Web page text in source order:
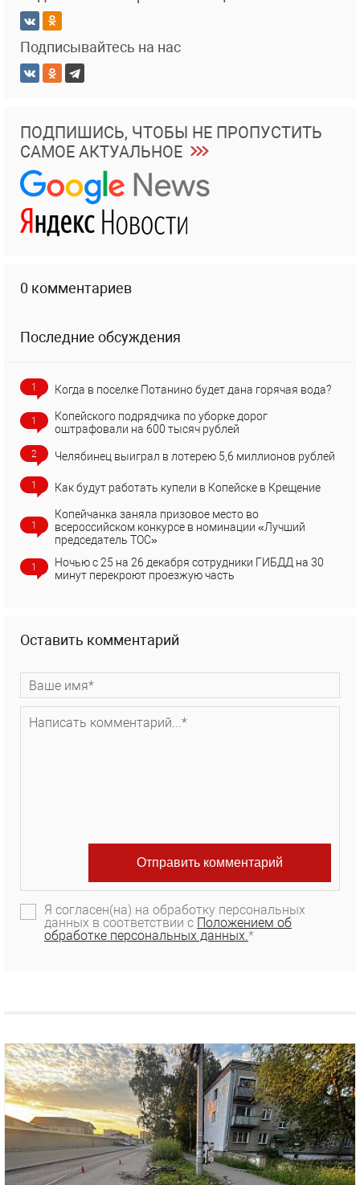
Подписывайтесь на нас
ПОДПИШИСЬ, ЧТОБЫ НЕ ПРОПУСТИТЬ
САМОЕ АКТУАЛЬНОЕ
0 комментариев
Последние обсуждения
1 Когда в поселке Потанино будет дана горячая вода?
1
Копейского подрядчика по уборке дорог
оштрафовали на 600 тысяч рублей
2 Челябинец выиграл в лотерею 5,6 миллионов рублей
1 Как будут работать купели в Копейске в Крещение
1
Копейчанка заняла призовое место во
всероссийском конкурсе в номинации «Лучший
председатель ТОС»
1
Ночью с 25 на 26 декабря сотрудники ГИБДД на 30
минут перекроют проезжую часть
Оставить комментарий
Я согласен(на) на обработку персональных
данных в соответствии с Положением об
обработке персональных данных.*